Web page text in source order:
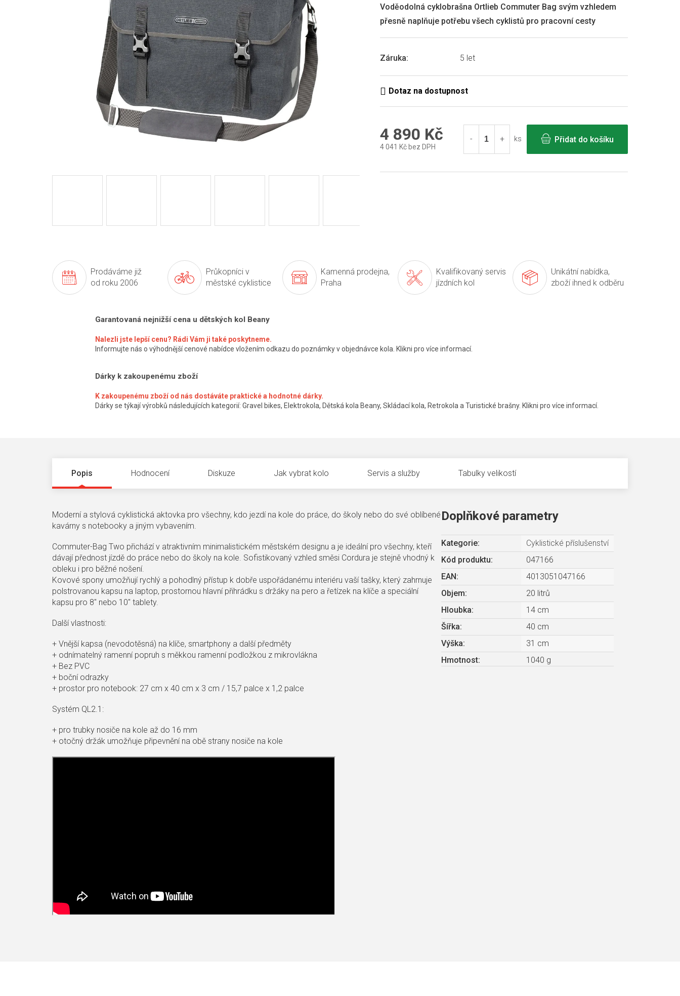
Záruka: 5 let
Voděodolná cyklobrašna Ortlieb Commuter Bag svým vzhledem
přesně naplňuje potřebu všech cyklistů pro pracovní cesty
0,0
5
4 890 Kč
4 041 Kč bez DPH
ks Přidat do košíku
Prodáváme již
od roku 2006
Průkopníci v
městské cyklistice
Kamenná prodejna,
Praha
Kvalifikovaný servis
jízdních kol
Unikátní nabídka,
zboží ihned k odběru
Garantovaná nejnižší cena u dětských kol Beany
Nalezli jste lepší cenu? Rádi Vám ji také poskytneme.
Informujte nás o výhodnější cenové nabídce vložením odkazu do poznámky v objednávce kola. Klikni pro více informací.
Dárky k zakoupenému zboží
K zakoupenému zboží od nás dostáváte praktické a hodnotné dárky.
Dárky se týkají výrobků následujících kategorií: Gravel bikes, Elektrokola, Dětská kola Beany, Skládací kola, Retrokola a Turistické brašny. Klikni pro více informací.
Popis Hodnocení Diskuze Jak vybrat kolo Servis a služby Tabulky velikostí
Moderní a stylová cyklistická aktovka pro všechny, kdo jezdí na kole do práce, do školy nebo do své oblíbené
kavárny s notebooky a jiným vybavením.
Commuter-Bag Two přichází v atraktivním minimalistickém městském designu a je ideální pro všechny, kteří
dávají přednost jízdě do práce nebo do školy na kole. Sofistikovaný vzhled směsi Cordura je stejně vhodný k
obleku i pro běžné nošení.
Kovové spony umožňují rychlý a pohodlný přístup k dobře uspořádanému interiéru vaší tašky, který zahrnuje
polstrovanou kapsu na laptop, prostornou hlavní přihrádku s držáky na pero a řetízek na klíče a speciální
kapsu pro 8" nebo 10" tablety.
Další vlastnosti:
+ Vnější kapsa (nevodotěsná) na klíče, smartphony a další předměty
+ odnímatelný ramenní popruh s měkkou ramenní podložkou z mikrovlákna
+ Bez PVC
+ boční odrazky
+ prostor pro notebook: 27 cm x 40 cm x 3 cm / 15,7 palce x 1,2 palce
Systém QL2.1:
+ pro trubky nosiče na kole až do 16 mm
+ otočný držák umožňuje připevnění na obě strany nosiče na kole
Doplňkové parametry
Kategorie:
Cyklistické příslušenství
Kód produktu:
047166
EAN :
4013051047166
Objem:
20 litrů
Hloubka:
14 cm
Šířka:
40 cm
Výška:
31 cm
Hmotnost: 1040 g